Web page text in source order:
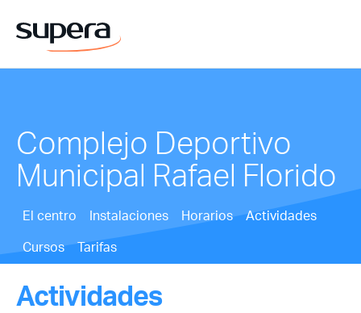
Complejo Deportivo
Municipal Rafael Florido
El centro Instalaciones Horarios
Actividades
Cursos
Tarifas
Actividades